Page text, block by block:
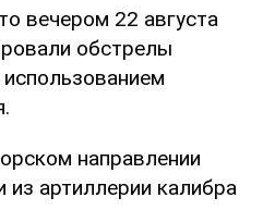
вечером 22 августа
обстрелы
направлении
артиллерии калибра